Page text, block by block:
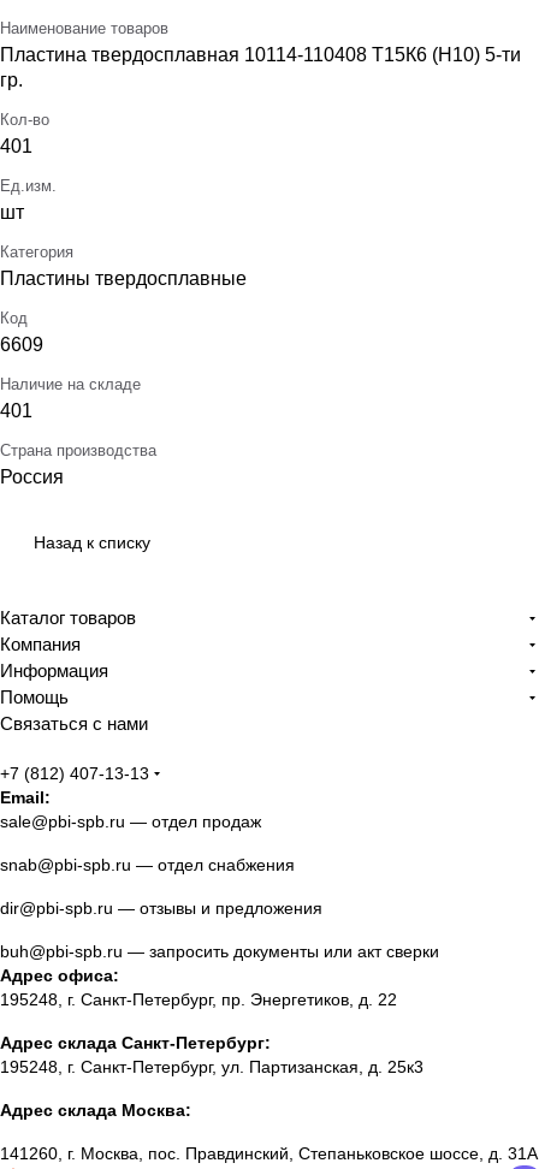
Наименование товаров
Пластина твердосплавная 10114-110408 Т15К6 (Н10) 5-ти
гр.
Кол-во
401
Ед.изм.
шт
Категория
Пластины твердосплавные
Код
6609
Наличие на складе
401
Страна производства
Россия
Назад к списку
Каталог товаров
Компания
Информация
Помощь
Связаться с нами
+7 (812) 407-13-13
Email:
sale@pbi-spb.ru — отдел продаж
snab@pbi-spb.ru — отдел снабжения
dir@pbi-spb.ru — отзывы и предложения
buh@pbi-spb.ru — запросить документы или акт сверки
Адрес офиса:
195248, г. Санкт-Петербург, пр. Энергетиков, д. 22
Адрес склада Санкт-Петербург:
195248, г. Санкт-Петербург, ул. Партизанская, д. 25к3
Адрес склада Москва:
141260, г. Москва, пос. Правдинский, Степаньковское шоссе, д. 31А